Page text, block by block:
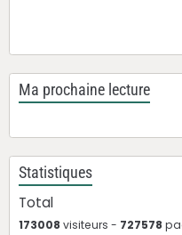
Ma prochaine lecture
Statistiques
Total
173008 visiteurs - 727578